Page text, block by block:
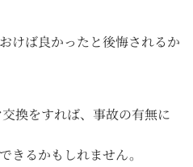
けば良かったと後悔されるか
換をすれば、事故の有無に
きるかもしれません。